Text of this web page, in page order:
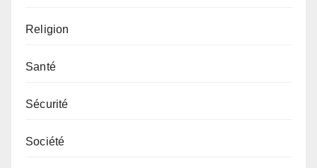
Religion
Santé
Sécurité
Société